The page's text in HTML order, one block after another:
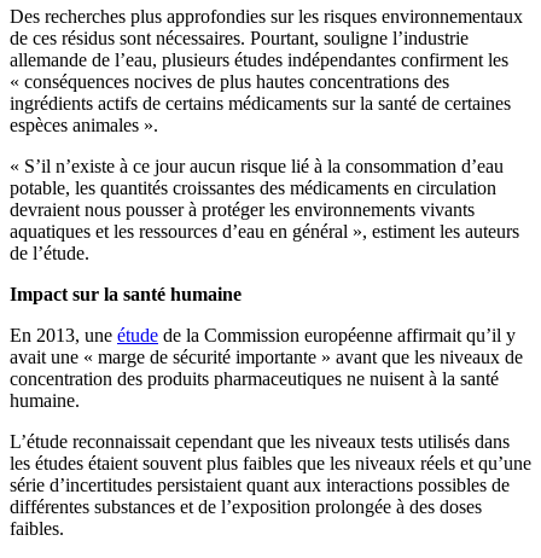
Des recherches plus approfondies sur les risques environnementaux
de ces résidus sont nécessaires. Pourtant, souligne l’industrie
allemande de l’eau, plusieurs études indépendantes confirment les
« conséquences nocives de plus hautes concentrations des
ingrédients actifs de certains médicaments sur la santé de certaines
espèces animales ».
« S’il n’existe à ce jour aucun risque lié à la consommation d’eau
potable, les quantités croissantes des médicaments en circulation
devraient nous pousser à protéger les environnements vivants
aquatiques et les ressources d’eau en général », estiment les auteurs
de l’étude.
Impact sur la santé humaine
En 2013, une étude de la Commission européenne affirmait qu’il y
avait une « marge de sécurité importante » avant que les niveaux de
concentration des produits pharmaceutiques ne nuisent à la santé
humaine.
L’étude reconnaissait cependant que les niveaux tests utilisés dans
les études étaient souvent plus faibles que les niveaux réels et qu’une
série d’incertitudes persistaient quant aux interactions possibles de
différentes substances et de l’exposition prolongée à des doses
faibles.